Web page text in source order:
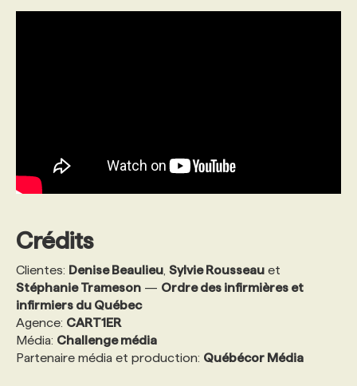
Crédits
Clientes: Denise Beaulieu, Sylvie Rousseau et
Stéphanie Trameson — Ordre des infirmières et
infirmiers du Québec
Agence: CART1ER
Média: Challenge média
Partenaire média et production: Québécor Média